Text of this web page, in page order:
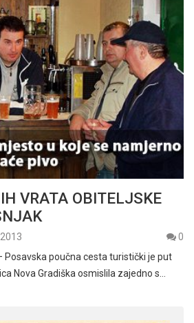
VRATA OBITELJSKE
0
Posavska poučna cesta turistički je put
Nova Gradiška osmislila zajedno s…